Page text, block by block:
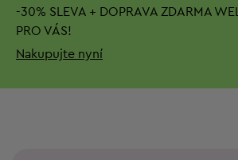
-30% SLEVA + DOPRAVA ZDARMA
PRO VÁS!
Nakupujte nyní